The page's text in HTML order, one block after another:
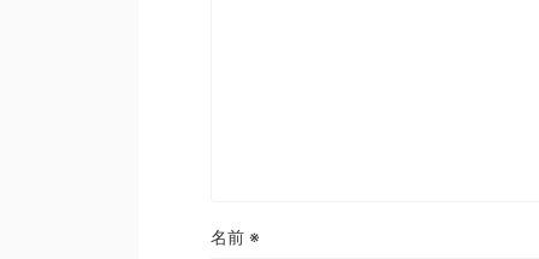
名前 ※